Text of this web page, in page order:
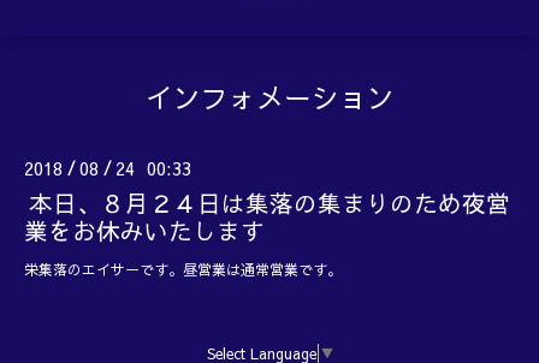
インフォメーション
2018 /08 / 24 00:33
本日、８月２４日は集落の集まりのため夜営
業をお休みいたします
栄集落のエイサーです。昼営業は通常営業です。
Select Language ▼